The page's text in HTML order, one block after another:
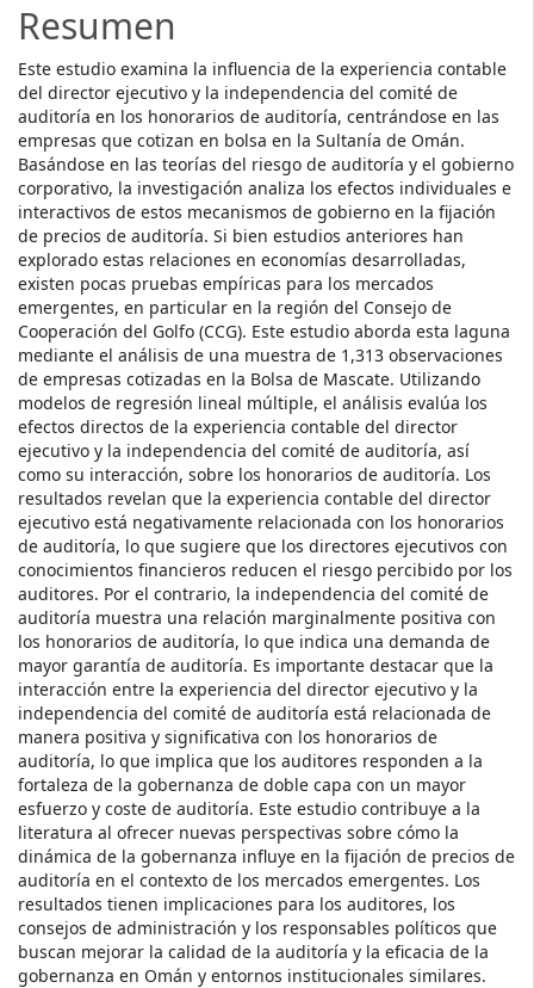
Resumen
Este estudio examina la influencia de la experiencia contable
del director ejecutivo y la independencia del comité de
auditoría en los honorarios de auditoría, centrándose en las
empresas que cotizan en bolsa en la Sultanía de Omán.
Basándose en las teorías del riesgo de auditoría y el gobierno
corporativo, la investigación analiza los efectos individuales e
interactivos de estos mecanismos de gobierno en la fijación
de precios de auditoría. Si bien estudios anteriores han
explorado estas relaciones en economías desarrolladas,
existen pocas pruebas empíricas para los mercados
emergentes, en particular en la región del Consejo de
Cooperación del Golfo (CCG). Este estudio aborda esta laguna
mediante el análisis de una muestra de 1,313 observaciones
de empresas cotizadas en la Bolsa de Mascate. Utilizando
modelos de regresión lineal múltiple, el análisis evalúa los
efectos directos de la experiencia contable del director
ejecutivo y la independencia del comité de auditoría, así
como su interacción, sobre los honorarios de auditoría. Los
resultados revelan que la experiencia contable del director
ejecutivo está negativamente relacionada con los honorarios
de auditoría, lo que sugiere que los directores ejecutivos con
conocimientos financieros reducen el riesgo percibido por los
auditores. Por el contrario, la independencia del comité de
auditoría muestra una relación marginalmente positiva con
los honorarios de auditoría, lo que indica una demanda de
mayor garantía de auditoría. Es importante destacar que la
interacción entre la experiencia del director ejecutivo y la
independencia del comité de auditoría está relacionada de
manera positiva y significativa con los honorarios de
auditoría, lo que implica que los auditores responden a la
fortaleza de la gobernanza de doble capa con un mayor
esfuerzo y coste de auditoría. Este estudio contribuye a la
literatura al ofrecer nuevas perspectivas sobre cómo la
dinámica de la gobernanza influye en la fijación de precios de
auditoría en el contexto de los mercados emergentes. Los
resultados tienen implicaciones para los auditores, los
consejos de administración y los responsables políticos que
buscan mejorar la calidad de la auditoría y la eficacia de la
gobernanza en Omán y entornos institucionales similares.